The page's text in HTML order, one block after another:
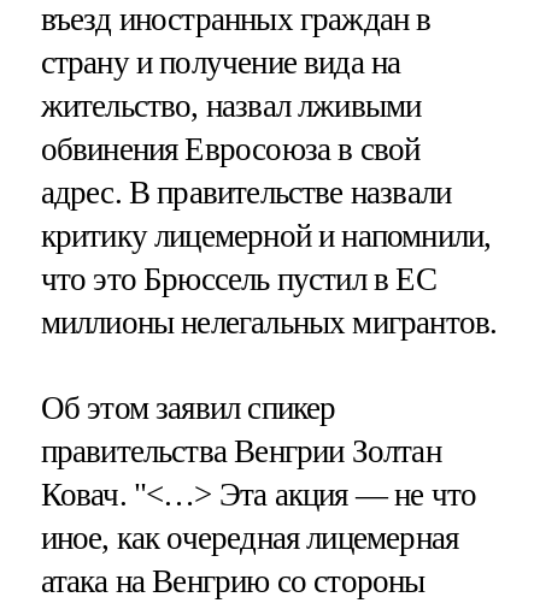
въезд иностранных граждан в
страну и получение вида на
жительство, назвал лживыми
обвинения Евросоюза в свой
адрес. В правительстве назвали
критику лицемерной и напомнили,
что это Брюссель пустил в ЕС
миллионы нелегальных мигрантов.
Об этом заявил спикер
правительства Венгрии Золтан
Ковач. "<…> Эта акция — не что
иное, как очередная лицемерная
атака на Венгрию со стороны